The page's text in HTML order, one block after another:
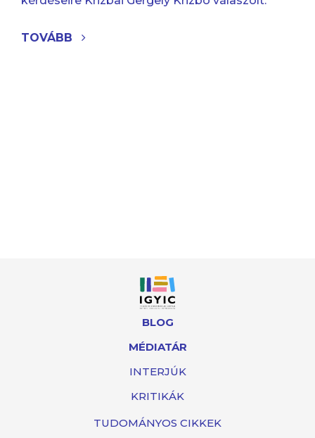
TOVÁBB
BLOG
MÉDIATÁR
INTERJÚK
KRITIKÁK
TUDOMÁNYOS CIKKEK